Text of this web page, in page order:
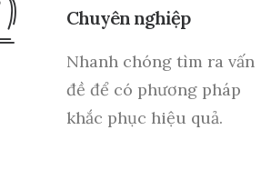
Chuyên nghiệp
Nhanh chóng tìm ra vấn
đề để có phương pháp
khắc phục hiệu quả.